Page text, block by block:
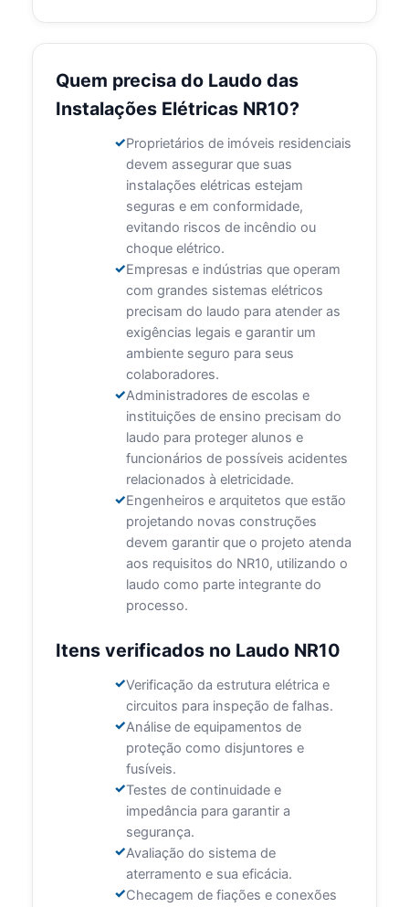
Quem precisa do Laudo das
Instalações Elétricas NR10?
Proprietários de imóveis residenciais
devem assegurar que suas
instalações elétricas estejam
seguras e em conformidade,
evitando riscos de incêndio ou
choque elétrico.
Empresas e indústrias que operam
com grandes sistemas elétricos
precisam do laudo para atender as
exigências legais e garantir um
ambiente seguro para seus
colaboradores.
Administradores de escolas e
instituições de ensino precisam do
laudo para proteger alunos e
funcionários de possíveis acidentes
relacionados à eletricidade.
Engenheiros e arquitetos que estão
projetando novas construções
devem garantir que o projeto atenda
aos requisitos do NR10, utilizando o
laudo como parte integrante do
processo.
Itens verificados no Laudo NR10
Verificação da estrutura elétrica e
circuitos para inspeção de falhas.
Análise de equipamentos de
proteção como disjuntores e
fusíveis.
Testes de continuidade e
impedância para garantir a
segurança.
Avaliação do sistema de
aterramento e sua eficácia.
Checagem de fiações e conexões